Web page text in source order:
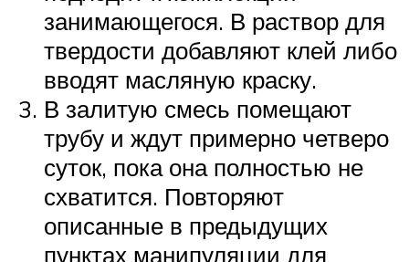
занимающегося. В раствор для
твердости добавляют клей либо
вводят масляную краску.
В залитую смесь помещают
трубу и ждут примерно четверо
суток, пока она полностью не
схватится. Повторяют
описанные в предыдущих
пунктах манипуляции для